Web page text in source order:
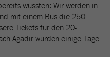
wussten: Wir werden in
mit einem Bus die 250
Tickets für den 20-
Agadir wurden einige Tage